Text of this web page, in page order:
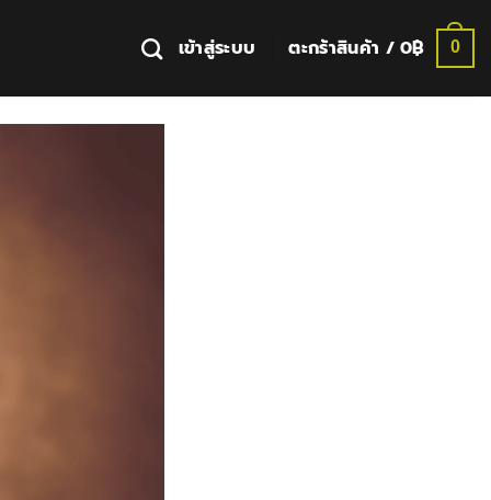
เข้าสู่ระบบ ตะกร้าสินค้า /0฿ 0